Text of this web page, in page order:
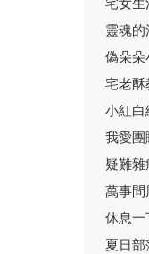
宅女生
靈魂的
偽朵朵
宅老酥
小紅白
我愛團
疑難雜
萬事問
休息一
夏日